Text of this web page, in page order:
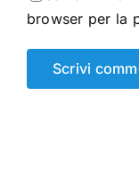
browser per la